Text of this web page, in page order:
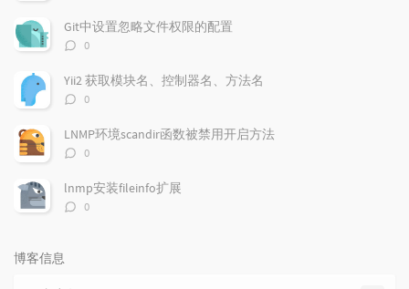
数：
Git中设置忽略文件权限的配置
评
数：
0
Yii2 获取模块名、控制器名、方法名
评
数：
0
LNMP环境scandir函数被禁用开启方法
评
数：
0
lnmp安装fileinfo扩展
评
0
博客信息